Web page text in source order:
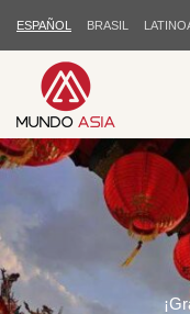
ESPAÑOL BRASIL